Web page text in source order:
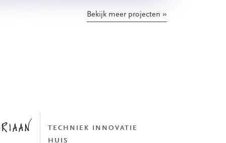
Bekijk meer projecten
TECHNIEK INNOVATIE
HUIS